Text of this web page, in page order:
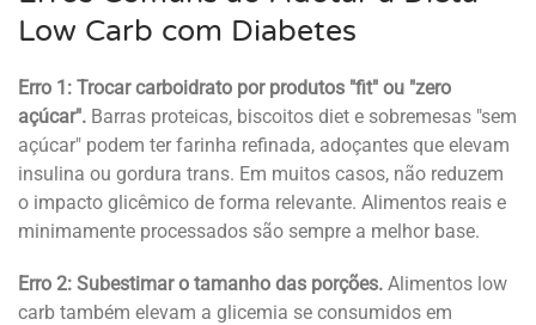
Low Carb com Diabetes
Erro 1: Trocar carboidrato por produtos "fit" ou "zero
açúcar". Barras proteicas, biscoitos diet e sobremesas "sem
açúcar" podem ter farinha refinada, adoçantes que elevam
insulina ou gordura trans. Em muitos casos, não reduzem
o impacto glicêmico de forma relevante. Alimentos reais e
minimamente processados são sempre a melhor base.
Erro 2: Subestimar o tamanho das porções. Alimentos low
carb também elevam a glicemia se consumidos em